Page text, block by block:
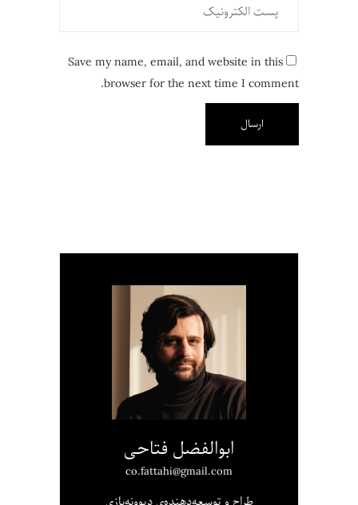
Save my name, email, and website in this
browser for the next time I comment.
ابوالفضل فتاحی
co.fattahi@gmail.com